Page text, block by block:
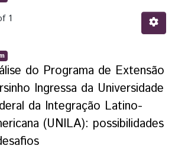
1
do Programa de Extensão
Ingressa da Universidade
da Integração Latino-
(UNILA): possibilidades